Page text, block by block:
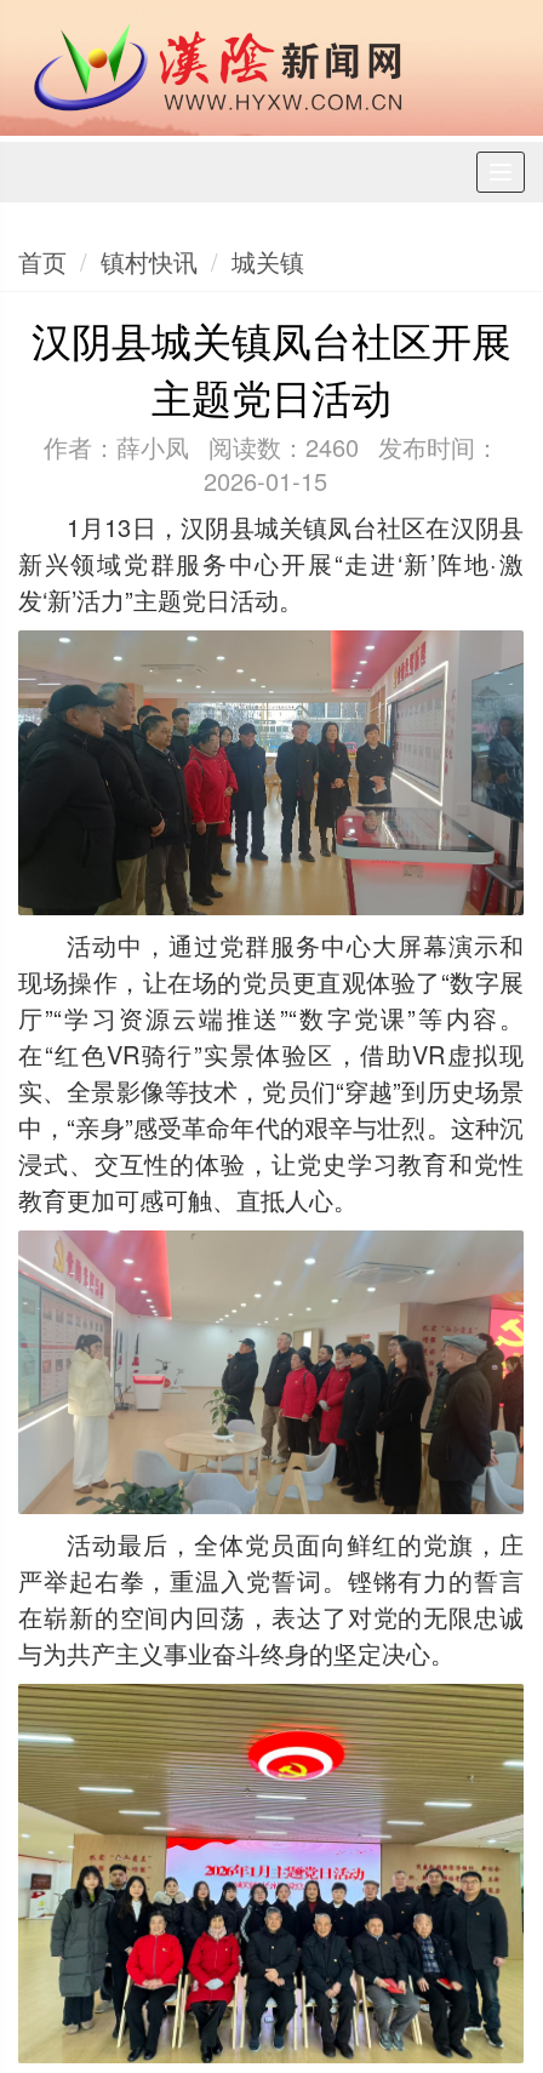
首页 镇村快讯 城关镇
汉阴县城关镇凤台社区开展
主题党日活动
作者：薛小凤 阅读数：2460 发布时间：
2026-01-15
1月13日，汉阴县城关镇凤台社区在汉阴县
新兴领域党群服务中心开展“走进‘新’阵地·激
发‘新’活力”主题党日活动。
活动中，通过党群服务中心大屏幕演示和
现场操作，让在场的党员更直观体验了“数字展
厅”“学习资源云端推送”“数字党课”等内容。
在“红色VR骑行”实景体验区，借助VR虚拟现
实、全景影像等技术，党员们“穿越”到历史场景
中，“亲身”感受革命年代的艰辛与壮烈。这种沉
浸式、交互性的体验，让党史学习教育和党性
教育更加可感可触、直抵人心。
活动最后，全体党员面向鲜红的党旗，庄
严举起右拳，重温入党誓词。铿锵有力的誓言
在崭新的空间内回荡，表达了对党的无限忠诚
与为共产主义事业奋斗终身的坚定决心。